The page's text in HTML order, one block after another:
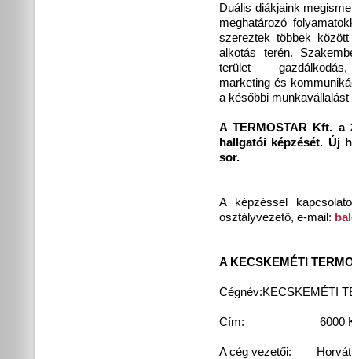
Duális diákjaink
meghatározó
szereztek többek
alkotás terén.
terület –
marketing és
a későbbi
A TERMOSTAR Kft. a
hallgatói képzését. Új
sor.
A képzéssel
osztályvezető, e-mail:
A KECSKEMÉTI
Cégnév:KECSKEMÉTI
Cím: 6000
A cég vezetői: Horváth